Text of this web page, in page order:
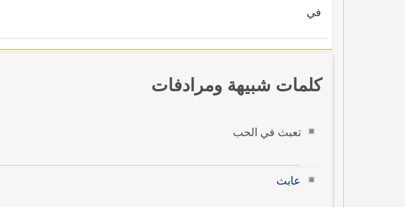
في
كلمات شبيهة ومرادفات
تعبث في الحب
عابث